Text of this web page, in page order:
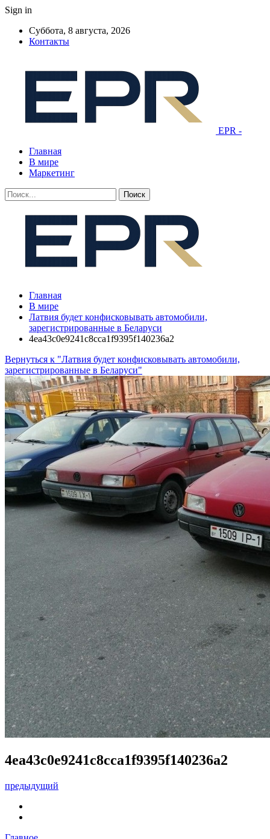
Sign in
Суббота, 8 августа, 2026
Контакты
EPR -
Главная
В мире
Маркетинг
Главная
В мире
Латвия будет конфисковывать автомобили,
зарегистрированные в Беларуси
4ea43c0e9241c8cca1f9395f140236a2
Вернуться к "Латвия будет конфисковывать автомобили,
зарегистрированные в Беларуси"
4ea43c0e9241c8cca1f9395f140236a2
предыдущий